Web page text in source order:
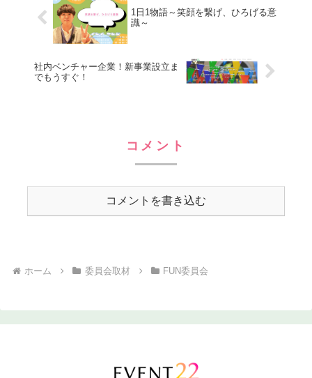
1日1物語～笑顔を繋げ、ひろげる意
識～
社内ベンチャー企業！新事業設立ま
でもうすぐ！
コメント
コメントを書き込む
ホーム 委員会取材 FUN委員会